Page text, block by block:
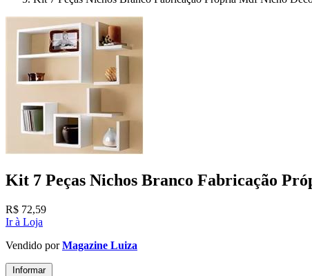
Kit 7 Peças Nichos Branco Fabricação
R$ 72,59
Ir à Loja
Vendido porMagazine Luiza
Informar